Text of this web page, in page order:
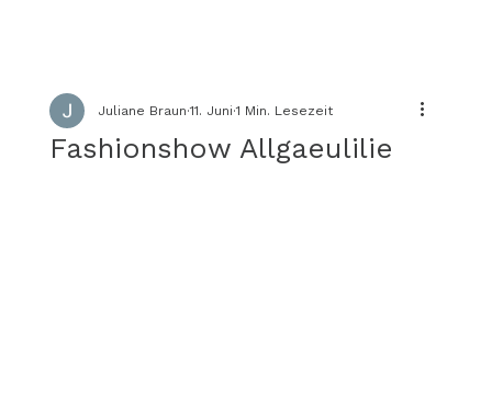
Fashionshow Allgaeulilie
Juliane Braun 11. Juni 1 Min. Lesezeit